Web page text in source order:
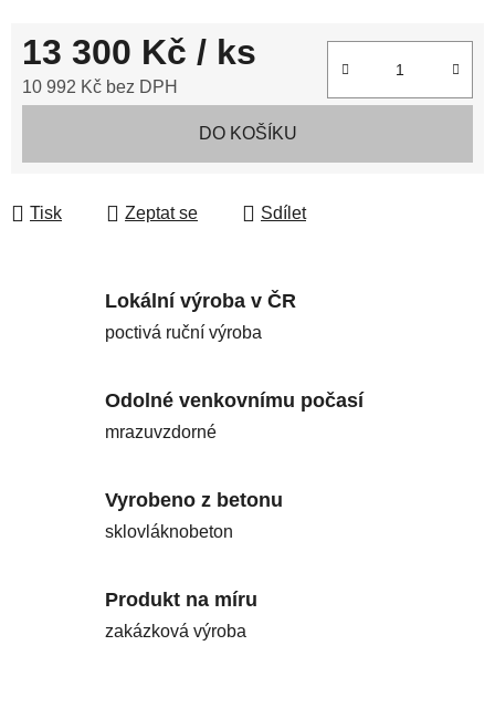
13 300 Kč / ks
10 992 Kč bez DPH
DO KOŠÍKU
Tisk Zeptat se Sdílet
Lokální výroba v ČR
poctivá ruční výroba
Odolné venkovnímu počasí
mrazuvzdorné
Vyrobeno z betonu
sklovláknobeton
Produkt na míru
zakázková výroba